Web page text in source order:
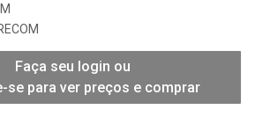
Faça seu login ou
se para ver preços e comprar